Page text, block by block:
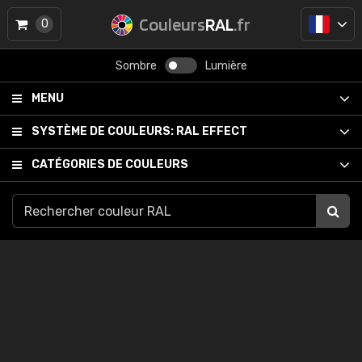
CouleursRAL.fr
Sombre Lumière
MENU
SYSTÈME DE COULEURS: RAL EFFECT
CATÉGORIES DE COULEURS
0